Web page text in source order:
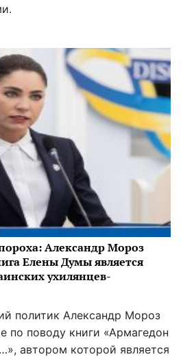
Александр Мороз
Елены Думы является
ухилянцев-
политик Александр Мороз
по поводу книги «Армагедон
автором которой является